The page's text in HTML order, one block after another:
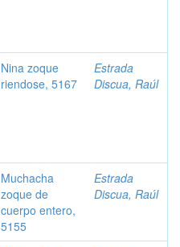
Nina zoque
riendose, 5167
Estrada
Discua, Raúl
Muchacha
zoque de
cuerpo entero,
5155
Estrada
Discua, Raúl